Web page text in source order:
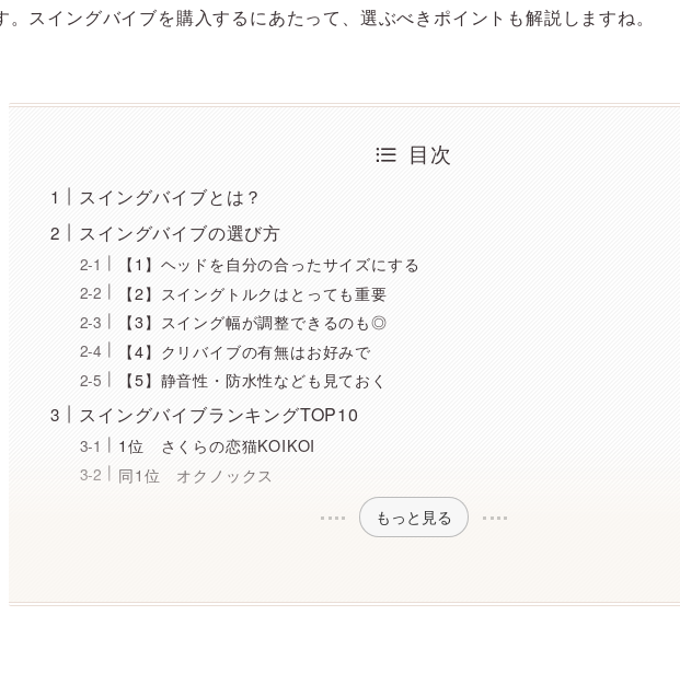
。スイングバイブを購入するにあたって、選ぶべきポイントも解説しますね。
目次
スイングバイブとは？
スイングバイブの選び方
【1】ヘッドを自分の合ったサイズにする
【2】スイングトルクはとっても重要
【3】スイング幅が調整できるのも◎
【4】クリバイブの有無はお好みで
【5】静音性・防水性なども見ておく
スイングバイブランキングTOP10
1位 さくらの恋猫KOIKOI
同1位 オクノックス
もっと見る